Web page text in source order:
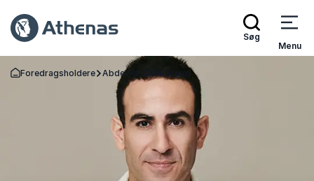
Søg
Menu
Tilbage til forsiden
Foredragsholdere Abdel Aziz Mahmoud